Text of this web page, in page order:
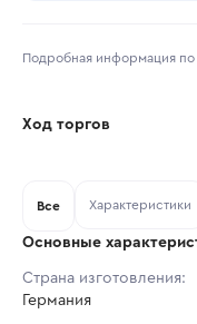
Подробная информация по
Тип аукциона:
Шаг торгов:
Ход торгов
Все Характеристики
Основные
Страна изготовления:
Германия